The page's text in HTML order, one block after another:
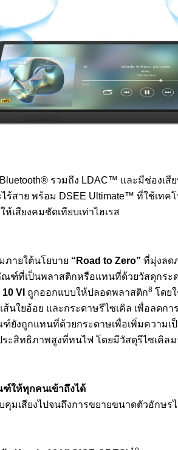
รวมถึง LDAC™ และมีช่องเสี
สาย พร้อม DSEE Ultimate™ ที่ใช้เทค
เสียงคมชัดเทียบเท่าไฮเรส
ายใต้นโยบาย “Road to Zero” ที่มุ่งลด
ณฑ์ที่เป็นพลาสติกหรือแทนที่ด้วยวัสดุกร
10VI ถูกออกแบบให้ปลอดพลาสติก8 โดย
นใยอ้อย และกระดาษรีไซเคิล เพื่อลด
ยังถูกแทนที่ด้วยกระดาษเพื่อเพิ่มความเ
ะสิทธิภาพสูงที่ทนไฟ โดยมีวัสดุรีไซเคิลม
ให้ทุกคนเข้าถึงได้
มเสียงไปจนถึงการขยายขนาดตัวอักษร